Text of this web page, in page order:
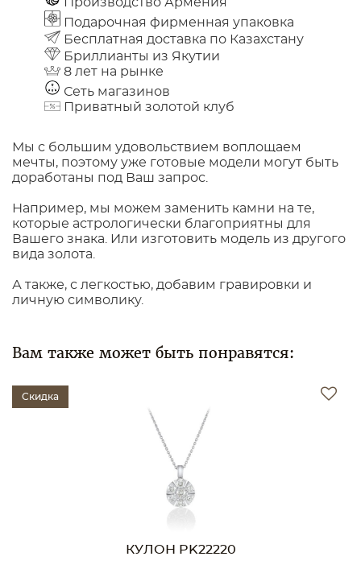
Производство Армения
Подарочная фирменная упаковка
Бесплатная доставка по Казахстану
Бриллианты из Якутии
8 лет на рынке
Сеть магазинов
Приватный золотой клуб
Мы с большим удовольствием воплощаем
мечты, поэтому уже готовые модели могут быть
доработаны под Ваш запрос.
Например, мы можем заменить камни на те,
которые астрологически благоприятны для
Вашего знака. Или изготовить модель из другого
вида золота.
А также, с легкостью, добавим гравировки и
личную символику.
Вам также может быть понравятся:
Скидка
КУЛОН PK22220